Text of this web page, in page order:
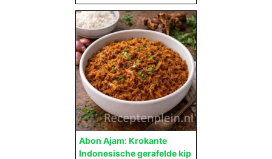
Abon Ajam: Krokante
Indonesische gerafelde kip